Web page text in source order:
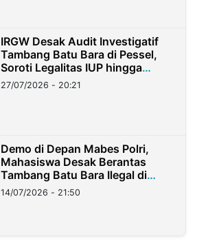
IRGW Desak Audit Investigatif
Tambang Batu Bara di Pessel,
Soroti Legalitas IUP hingga
Stockpile
27/07/2026 - 20:21
Demo di Depan Mabes Polri,
Mahasiswa Desak Berantas
Tambang Batu Bara Ilegal di
Lampung
14/07/2026 - 21:50